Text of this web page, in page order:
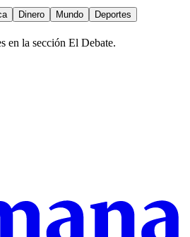
Dinero Mundo
Deportes
en la sección El Debate.